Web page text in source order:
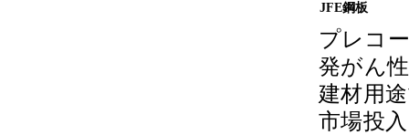
JFE鋼板
プレコ
発がん
建材用
市場投